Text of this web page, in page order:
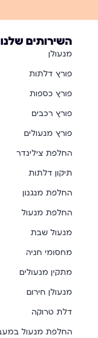
השירותים שלנו
מנעולן
פורץ דלתות
פורץ כספות
פורץ רכבים
פורץ מנעולים
החלפת צילינדר
תיקון דלתות
החלפת מנגנון
החלפת מנעול
מנעול שבת
מחסומי חניה
מתקין מנעולים
מנעולן חירום
דלת טרוקה
החלפת מנעול